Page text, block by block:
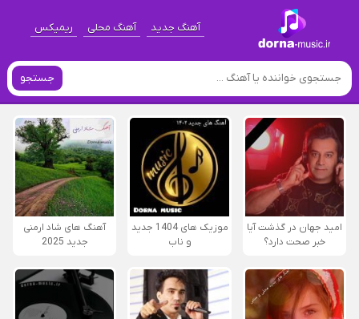
آهنگ جدید آهنگ محلی ریمیکس
جستجو
امید جهان در گذشت آیا
خبر صحت دارد؟
موزیک های 1404 جدید
و ناب
آهنگ های شاد ارمنی
جدید 2025